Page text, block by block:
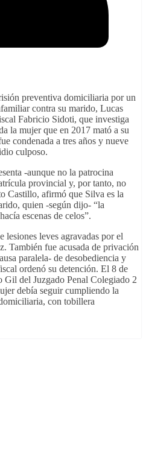
preventiva domiciliaria por un
contra su marido, Lucas
Fabricio Sidoti, que investiga
la mujer que en 2017 mató a su
condenada a tres años y nueve
culposo.
-aunque no la patrocina
provincial y, por tanto, no
Castillo, afirmó que Silva es la
quien -según dijo- “la
escenas de celos”.
lesiones leves agravadas por el
También fue acusada de privación
paralela- de desobediencia y
ordenó su detención. El 8 de
Gil del Juzgado Penal Colegiado 2
debía seguir cumpliendo la
con tobillera